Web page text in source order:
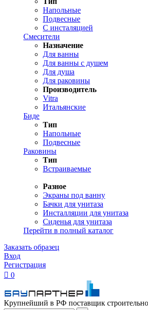
Напольные
Подвесные
С инсталяцией
Смесители
Назначение
Для ванны
Для ванны с душем
Для душа
Для раковины
Производитель
Vitra
Итальянские
Биде
Тип
Напольные
Подвесные
Раковины
Тип
Встраиваемые
Разное
Экраны под ванну
Бачки для унитаза
Инсталляции для унитаза
Сиденья для унитаза
Перейти в полный каталог
Заказать образец
Вход
Регистрация
 0
Крупнейший в РФ поставщик